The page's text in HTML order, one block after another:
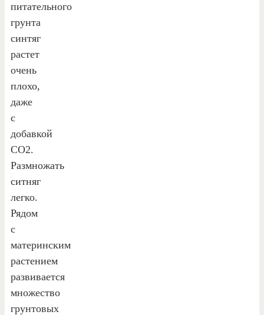
питательного
грунта
синтяг
растет
очень
плохо,
даже
с
добавкой
СО2.
Размножать
ситняг
легко.
Рядом
с
материнским
растением
развивается
множество
грунтовых